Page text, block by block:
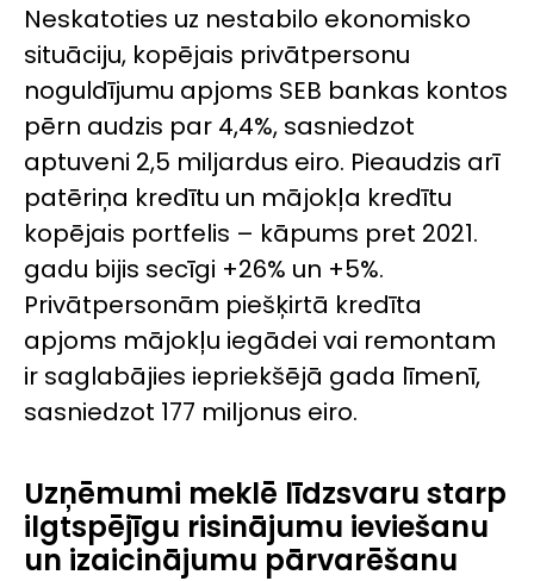
Neskatoties uz nestabilo ekonomisko
situāciju, kopējais privātpersonu
noguldījumu apjoms SEB bankas kontos
pērn audzis par 4,4%, sasniedzot
aptuveni 2,5 miljardus eiro. Pieaudzis arī
patēriņa kredītu un mājokļa kredītu
kopējais portfelis – kāpums pret 2021.
gadu bijis secīgi +26% un +5%.
Privātpersonām piešķirtā kredīta
apjoms mājokļu iegādei vai remontam
ir saglabājies iepriekšējā gada līmenī,
sasniedzot 177 miljonus eiro.
Uzņēmumi meklē līdzsvaru starp
ilgtspējīgu risinājumu ieviešanu
un izaicinājumu pārvarēšanu